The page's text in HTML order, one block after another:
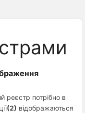
реєстр потрібно в
(2) відображаються